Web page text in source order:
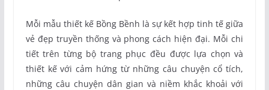
Mỗi mẫu thiết kế Bồng Bềnh là sự kết hợp tinh tế giữa
vẻ đẹp truyền thống và phong cách hiện đại. Mỗi chi
tiết trên từng bộ trang phục đều được lựa chọn và
thiết kế với cảm hứng từ những câu chuyện cổ tích,
những câu chuyện dân gian và niềm khắc khoải với